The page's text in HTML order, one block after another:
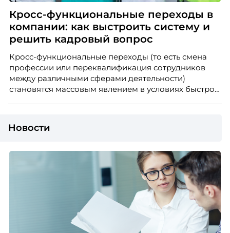
Кросс-функциональные переходы в
компании: как выстроить систему и
решить кадровый вопрос
Кросс-функциональные переходы (то есть смена
профессии или переквалификация сотрудников
между различными сферами деятельности)
становятся массовым явлением в условиях быстро
Ольга Ясырева
Новости